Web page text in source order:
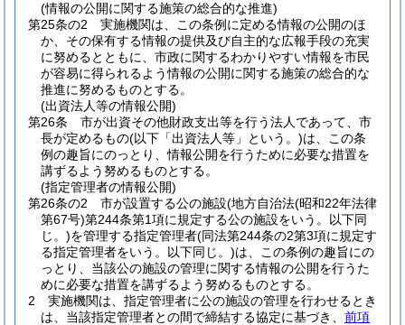
(情報の公開に関する施策の総合的な推進)
第25条の2
実施機関は、この条例に定める情報の公開のほ
か、その保有する情報の提供及び自主的な広報手段の充実
に努めるとともに、市政に関するわかりやすい情報を市民
が容易に得られるよう情報の公開に関する施策の総合的な
推進に努めるものとする。
(出資法人等の情報公開)
第26条
市が出資その他財政支出等を行う法人であって、市
長が定めるもの(以下「出資法人等」という。)は、この条
例の趣旨にのっとり、情報公開を行うために必要な措置を
講ずるよう努めるものとする。
(指定管理者の情報公開)
第26条の2
市が設置する公の施設(地方自治法(昭和22年法律
第67号)第244条第1項に規定する公の施設をいう。以下同
じ。)を管理する指定管理者(同法第244条の2第3項に規定す
る指定管理者をいう。以下同じ。)は、この条例の趣旨にの
っとり、当該公の施設の管理に関する情報の公開を行うた
めに必要な措置を講ずるよう努めるものとする。
2
実施機関は、指定管理者に公の施設の管理を行わせるとき
は、当該指定管理者との間で締結する協定に基づき、 前項